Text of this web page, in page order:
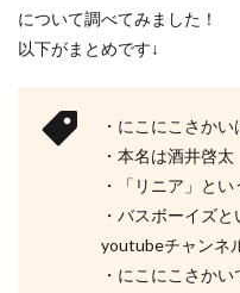
について調べてみました！
以下がまとめです↓
・にこにこさか
・本名は酒井啓太
・「リニア」と
・バスボーイズ
youtubeチャンネ
・にこにこさか